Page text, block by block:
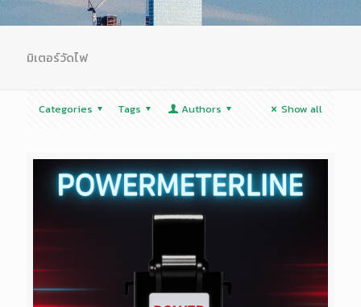
มิเตอร์วัดไฟ
Categories Tags Authors Show all